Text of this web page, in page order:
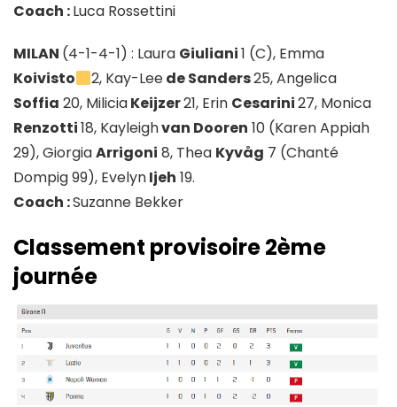
Coach :Luca Rossettini
MILAN (4-1-4-1) : Laura Giuliani1 (C), Emma
Koivisto
2, Kay-Leede Sanders25, Angelica
Soffia 20, MiliciaKeijzer21, Erin Cesarini27, Monica
Renzotti18, Kayleighvan Dooren 10 (Karen Appiah
29), GiorgiaArrigoni 8, Thea Kyvåg 7 (Chanté
Dompig 99), EvelynIjeh 19.
Coach :Suzanne Bekker
Classement provisoire 2ème
journée